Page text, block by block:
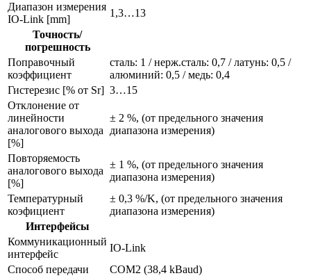
Диапазон измерения
IO-Link [mm]
1,3…13
Точность/
погрешность
Поправочный
коэффициент
сталь: 1 / нерж.сталь: 0,7 / латунь: 0,5 /
алюминий: 0,5 / медь: 0,4
Гистерезис [% от Sr] 3…15
Отклонение от
линейности
аналогового выхода
[%]
± 2 %, (от предельного значения
диапазона измерения)
Повторяемость
аналогового выхода
[%]
± 1 %, (от предельного значения
диапазона измерения)
Температурный
коэфициент
± 0,3 %/K, (от предельного значения
диапазона измерения)
Интерфейсы
Коммуникационный
интерфейс
IO-Link
Способ передачи
COM2 (38,4 kBaud)